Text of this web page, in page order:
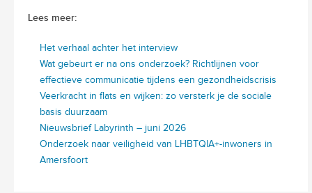
Lees meer:
Het verhaal achter het interview
Wat gebeurt er na ons onderzoek? Richtlijnen voor
effectieve communicatie tijdens een gezondheidscrisis
Veerkracht in flats en wijken: zo versterk je de sociale
basis duurzaam
Nieuwsbrief Labyrinth – juni 2026
Onderzoek naar veiligheid van LHBTQIA+-inwoners in
Amersfoort